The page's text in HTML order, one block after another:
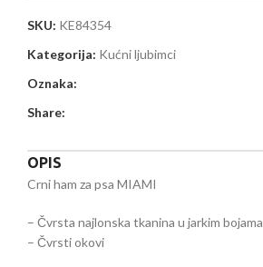
SKU: KE84354
Kategorija: Kućni ljubimci
Oznaka:
Share:
OPIS
Crni ham za psa MIAMI
– Čvrsta najlonska tkanina u jarkim bojama
– Čvrsti okovi